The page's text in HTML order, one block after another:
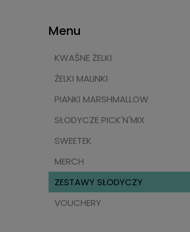
Menu
KWAŚNE ŻELKI
ŻELKI MALINKI
PIANKI MARSHMALLOW
SŁODYCZE PICK'N'MIX
SWEETEK
MERCH
ZESTAWY SŁODYCZY
VOUCHERY